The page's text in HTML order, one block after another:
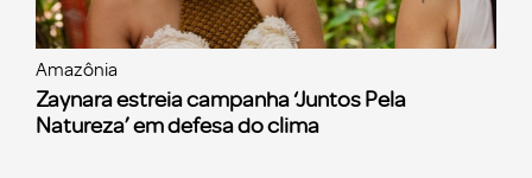
Amazônia
Zaynara estreia campanha ‘Juntos Pela
Natureza’ em defesa do clima